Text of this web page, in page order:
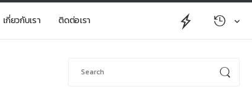
เกี่ยวกับเรา ติดต่อเรา